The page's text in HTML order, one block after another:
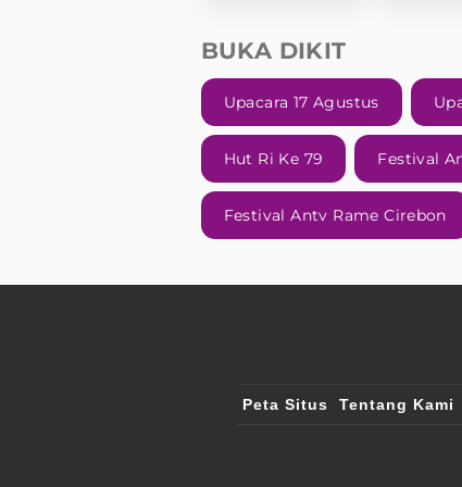
BUKA DIKIT
Upacara 17 Agustus
Hut Ri Ke 79 Festival
Festival Antv Rame Cirebon
Peta Situs Tentang Kami